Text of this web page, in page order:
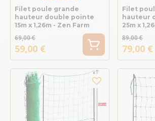
Filet poule grande
hauteur double pointe
15m x 1,26m - Zen Farm
69,00 €
59,00 €
Filet
hauteur
25m x
89,00 €
79,00 €